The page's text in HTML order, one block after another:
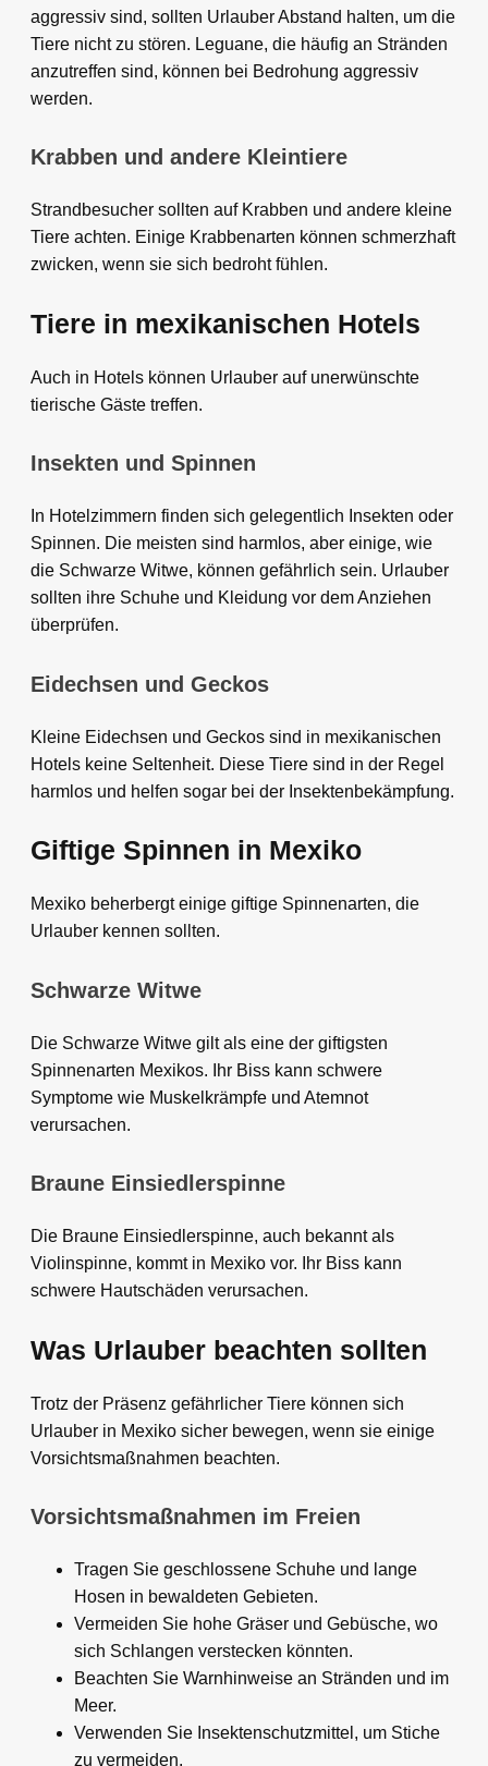
aggressiv sind, sollten Urlauber Abstand halten, um die
Tiere nicht zu stören. Leguane, die häufig an Stränden
anzutreffen sind, können bei Bedrohung aggressiv
werden.
Krabben und andere Kleintiere
Strandbesucher sollten auf Krabben und andere kleine
Tiere achten. Einige Krabbenarten können schmerzhaft
zwicken, wenn sie sich bedroht fühlen.
Tiere in mexikanischen Hotels
Auch in Hotels können Urlauber auf unerwünschte
tierische Gäste treffen.
Insekten und Spinnen
In Hotelzimmern finden sich gelegentlich Insekten oder
Spinnen. Die meisten sind harmlos, aber einige, wie
die Schwarze Witwe, können gefährlich sein. Urlauber
sollten ihre Schuhe und Kleidung vor dem Anziehen
überprüfen.
Eidechsen und Geckos
Kleine Eidechsen und Geckos sind in mexikanischen
Hotels keine Seltenheit. Diese Tiere sind in der Regel
harmlos und helfen sogar bei der Insektenbekämpfung.
Giftige Spinnen in Mexiko
Mexiko beherbergt einige giftige Spinnenarten, die
Urlauber kennen sollten.
Schwarze Witwe
Die Schwarze Witwe gilt als eine der giftigsten
Spinnenarten Mexikos. Ihr Biss kann schwere
Symptome wie Muskelkrämpfe und Atemnot
verursachen.
Braune Einsiedlerspinne
Die Braune Einsiedlerspinne, auch bekannt als
Violinspinne, kommt in Mexiko vor. Ihr Biss kann
schwere Hautschäden verursachen.
Was Urlauber beachten sollten
Trotz der Präsenz gefährlicher Tiere können sich
Urlauber in Mexiko sicher bewegen, wenn sie einige
Vorsichtsmaßnahmen beachten.
Vorsichtsmaßnahmen im Freien
Tragen Sie geschlossene Schuhe und lange
Hosen in bewaldeten Gebieten.
Vermeiden Sie hohe Gräser und Gebüsche, wo
sich Schlangen verstecken könnten.
Beachten Sie Warnhinweise an Stränden und im
Meer.
Verwenden Sie Insektenschutzmittel, um Stiche
zu vermeiden.